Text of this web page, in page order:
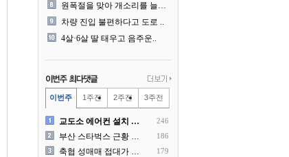
원폭절을 맞아 개소리를 늘어..
차량 진입 불편하다고 도로 ..
4살·6살 딸 태우고 음주운..
이번주 1주전 2주전 3주전
교도소 에어컨 설치 논란.... 246
부산 스타벅스 근황 ㅎㄷㄷ 186
축협 성매매 접대가 더 충격.. 179